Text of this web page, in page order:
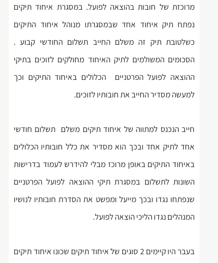
מרוכזת של חובות בהוצאה לפועל. במסגרת איחוד תיקים
נפתח תיק איחוד אחד שבמסגרתו מנוהל איחוד התיקים
כשלטובת תיק זה משלם החייב תשלום החודשי קבוע .
הסכומים המשולמים לתיק האיחוד מחולקים לזוכים בתיקי
ההוצאה לפועל הפרטניים הכלולים באיחוד התיקים וכך
למעשה מסדיר החייב את חובותיו לזוכים.
חייב הנכנס למתווה של איחוד תיקים משלם תשלום חודשי
אחד לתיק אחד ובכך הוא מסדיר את כלל חובותיו הכלולים
באיחוד התיקים באופן מרוכז מבלי להידרש לעמוד בדרישות
השונות לתשלום במסגרת תיקי ההוצאה לפועל הפרטניים
שנפתחו נגדו ובכך מייעל ומפשט את הסדרת חובותיו לנושיו
המנהלים נגדו הליכי הוצאה לפועל.
בעבר היו קיימים 2 סוגים של איחוד תיקים שכונו איחוד תיקים